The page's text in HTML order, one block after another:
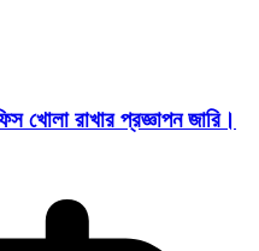
খোলা রাখার প্রজ্ঞাপন জারি।